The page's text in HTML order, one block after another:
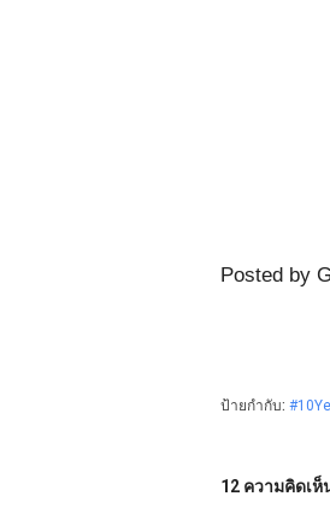
Posted by
ป้ายกำกับ:
12 ความคิดเห็